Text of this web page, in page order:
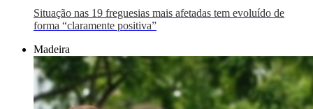
Situação nas 19 freguesias mais afetadas tem evoluído de
forma “claramente positiva”
Madeira